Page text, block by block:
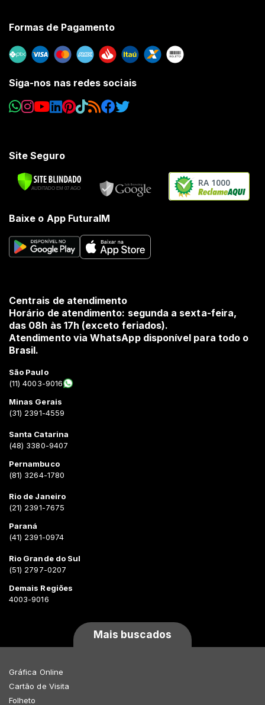
Formas de Pagamento
Siga-nos nas redes sociais
Site Seguro
RA 1000
Baixe o App FuturaIM
Centrais de atendimento
Horário de atendimento: segunda a sexta-feira,
das 08h às 17h (exceto feriados).
Atendimento via WhatsApp disponível para todo o
Brasil.
São Paulo
(11) 4003-9016
Minas Gerais
(31) 2391-4559
Santa Catarina
(48) 3380-9407
Pernambuco
(81) 3264-1780
Rio de Janeiro
(21) 2391-7675
Paraná
(41) 2391-0974
Rio Grande do Sul
(51) 2797-0207
Demais Regiões
4003-9016
Mais buscados
Gráfica Online
Cartão de Visita
Folheto